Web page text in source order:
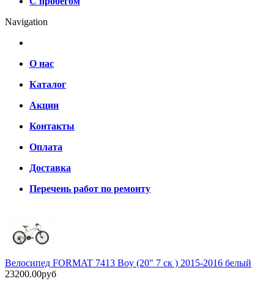
Navigation
О нас
Каталог
Акции
Контакты
Оплата
Доставка
Перечень работ по ремонту
Велосипед FORMAT 7413 Boy (20" 7 ск ) 2015-2016 белый
23200.00руб